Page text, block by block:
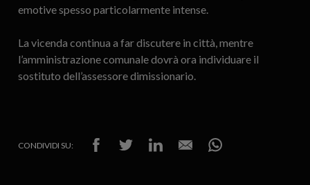
emotive spesso particolarmente intense.
La vicenda continua a far discutere in città, mentre
l’amministrazione comunale dovrà ora individuare il
sostituto dell’assessore dimissionario.
CONDIVIDI SU: